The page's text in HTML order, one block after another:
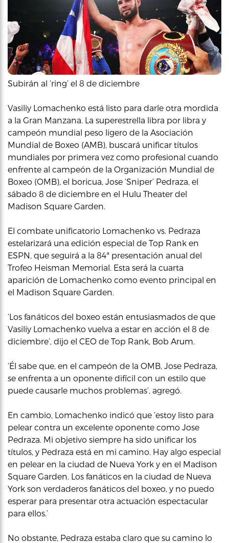
Subirán al ‘ring’ el 8 de diciembre
Vasiliy Lomachenko está listo para darle otra mordida
a la Gran Manzana. La superestrella libra por libra y
campeón mundial peso ligero de la Asociación
Mundial de Boxeo (AMB), buscará unificar títulos
mundiales por primera vez como profesional cuando
enfrente al campeón de la Organización Mundial de
Boxeo (OMB), el boricua, Jose ‘Sniper’ Pedraza, el
sábado 8 de diciembre en el Hulu Theater del
Madison Square Garden.
El combate unificatorio Lomachenko vs. Pedraza
estelarizará una edición especial de Top Rank en
ESPN, que seguirá a la 84ª presentación anual del
Trofeo Heisman Memorial. Esta será la cuarta
aparición de Lomachenko como evento principal en
el Madison Square Garden.
‘Los fanáticos del boxeo están entusiasmados de que
Vasiliy Lomachenko vuelva a estar en acción el 8 de
diciembre’, dijo el CEO de Top Rank, Bob Arum.
‘Él sabe que, en el campeón de la OMB, Jose Pedraza,
se enfrenta a un oponente difícil con un estilo que
puede causarle muchos problemas’, agregó.
En cambio, Lomachenko indicó que ‘estoy listo para
pelear contra un excelente oponente como Jose
Pedraza. Mi objetivo siempre ha sido unificar los
títulos, y Pedraza está en mi camino. Hay algo especial
en pelear en la ciudad de Nueva York y en el Madison
Square Garden. Los fanáticos en la ciudad de Nueva
York son verdaderos fanáticos del boxeo, y no puedo
esperar para presentar otra actuación espectacular
para ellos.’
No obstante, Pedraza estaba claro que su camino lo